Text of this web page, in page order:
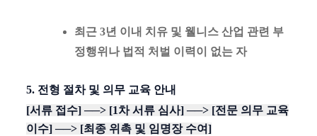
최근 3년 이내 치유 및 웰니스 산업 관련 부
정행위나 법적 처벌 이력이 없는 자
5. 전형 절차 및 의무 교육 안내
[서류 접수] ──> [1차 서류 심사] ──> [전문 의무 교육
이수] ──> [최종 위촉 및 임명장 수여]